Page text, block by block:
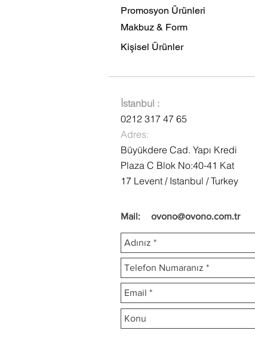
Promosyon Ürünleri
Makbuz & Form
Kişisel Ürünler
İstanbul :
0212 317 47 65
Adres:
Büyükdere Cad. Yapı Kredi
Plaza C Blok No:40-41 Kat
17 Levent / Istanbul / Turkey
Mail: ovono@ovono.com.tr